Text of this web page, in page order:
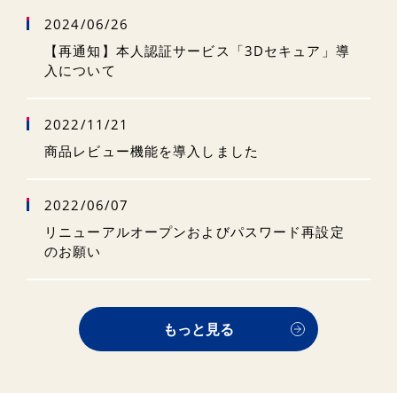
2024/06/26
【再通知】本人認証サービス「3Dセキュア」導
入について
2022/11/21
商品レビュー機能を導入しました
2022/06/07
リニューアルオープンおよびパスワード再設定
のお願い
もっと見る